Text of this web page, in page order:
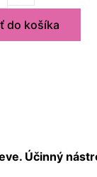
do košíka
Účinný